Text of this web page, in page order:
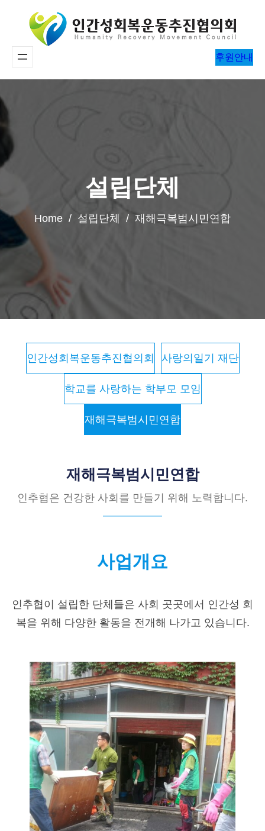
바
로
기
후원안내
설립단체
Home / 설립단체 / 재해극복범시민연합
인간성회복운동추진협의회 사랑의일기 재단
학교를 사랑하는 학부모 모임
재해극복범시민연합
재해극복범시민연합
인추협은 건강한 사회를 만들기 위해 노력합니다.
사업개요
인추협이 설립한 단체들은 사회 곳곳에서 인간성 회
복을 위해 다양한 활동을 전개해 나가고 있습니다.